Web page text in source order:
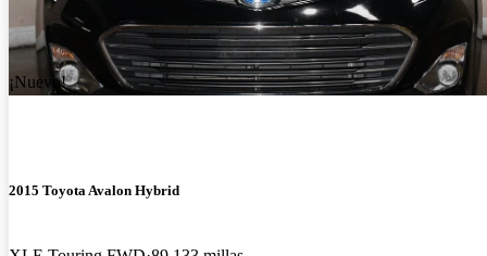
¡Nuevo!
2015 Toyota Avalon Hybrid